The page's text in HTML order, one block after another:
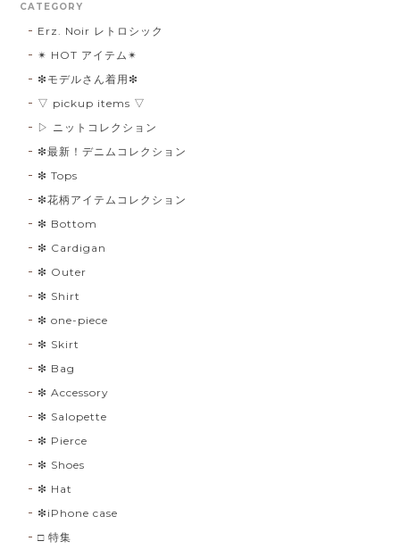
CATEGORY
Erz. Noir レトロシック
✴︎ HOT アイテム✴︎
❇︎モデルさん着用❇︎
▽ pickup items ▽
▷ ニットコレクション
❇︎最新！デニムコレクション
❇︎ Tops
❇︎花柄アイテムコレクション
❇︎ Bottom
❇︎ Cardigan
❇︎ Outer
❇︎ Shirt
❇︎ one-piece
❇︎ Skirt
❇︎ Bag
❇︎ Accessory
❇︎ Salopette
❇︎ Pierce
❇︎ Shoes
❇︎ Hat
❇︎iPhone case
□ 特集